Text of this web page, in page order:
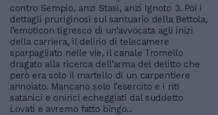
contro Sempio, anzi Stasi, anzi Ignoto 3. Poi i
dettagli pruriginosi sul santuario della Bettola,
l’emoticon tigresco di un’avvocata agli inizi
della carriera, il delirio di telecamere
sparpagliato nelle vie, il canale Tromello
dragato alla ricerca dell’arma del delitto che
però era solo il martello di un carpentiere
annoiato. Mancano solo l’esercito e i riti
satanici e onirici echeggiati dal suddetto
Lovati e avremo fatto bingo...